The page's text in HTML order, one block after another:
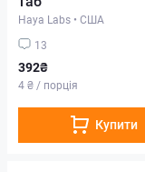
Haya Labs • США
13
392₴
4 ₴ / порція
Купити